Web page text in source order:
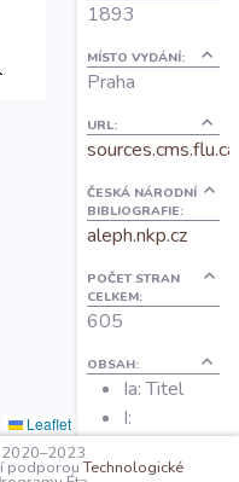
Leaflet
1893
MÍSTO VYDÁNÍ:
Praha
URL:
ČESKÁ NÁRODNÍ
BIBLIOGRAFIE:
aleph.nkp.cz
POČET STRAN
CELKEM:
605
OBSAH:
Ia: Titel
I:
1: Dopisy
podporouTechnologické